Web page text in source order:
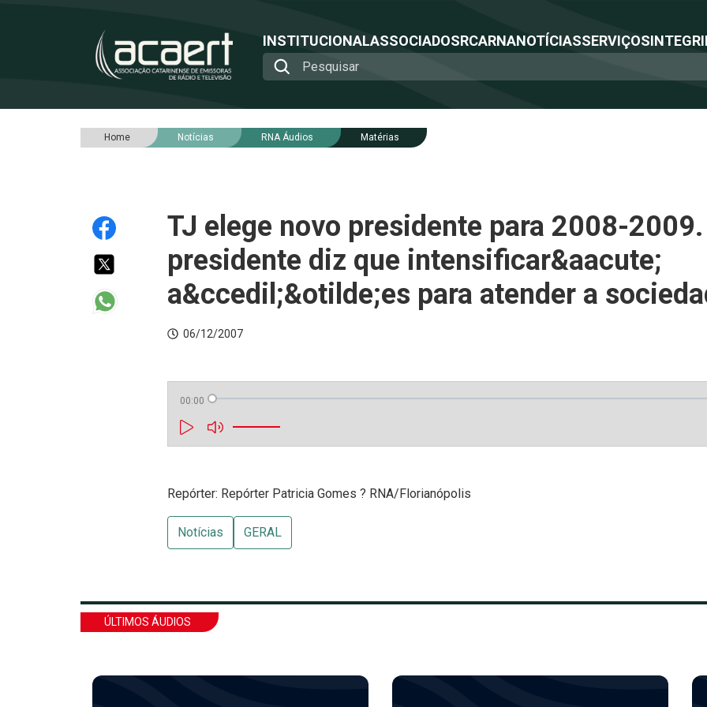
INSTITUCIONALASSOCIADOSRCARNANOTÍCIASSERVIÇOS
Home Notícias RNA Áudios Matérias
TJ elege novo presidente para 2008-
presidente diz que intensificar&aacute;
a&ccedil;&otilde;es para atender a
06/12/2007
00:00
Repórter: Repórter Patricia Gomes ? RNA/Florianópolis
Notícias GERAL
ÚLTIMOS ÁUDIOS